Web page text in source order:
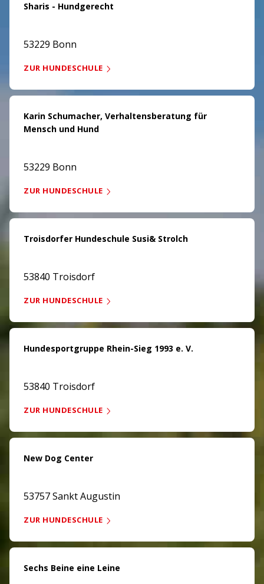
Sharis - Hundgerecht
53229 Bonn
ZUR HUNDESCHULE
Karin Schumacher, Verhaltensberatung für
Mensch und Hund
53229 Bonn
ZUR HUNDESCHULE
Troisdorfer Hundeschule Susi& Strolch
53840 Troisdorf
ZUR HUNDESCHULE
Hundesportgruppe Rhein-Sieg 1993 e. V.
53840 Troisdorf
ZUR HUNDESCHULE
New Dog Center
53757 Sankt Augustin
ZUR HUNDESCHULE
Sechs Beine eine Leine